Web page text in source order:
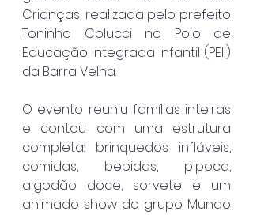
Crianças, realizada pelo prefeito
Toninho Colucci no Polo de
Educação Integrada Infantil (PEII)
da Barra Velha.
O evento reuniu famílias inteiras
e contou com uma estrutura
completa: brinquedos infláveis,
comidas, bebidas, pipoca,
algodão doce, sorvete e um
animado show do grupo Mundo